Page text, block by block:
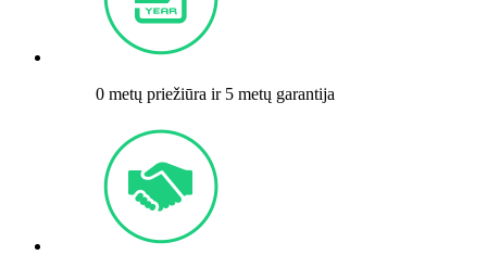
0 metų priežiūra ir 5 metų garantija